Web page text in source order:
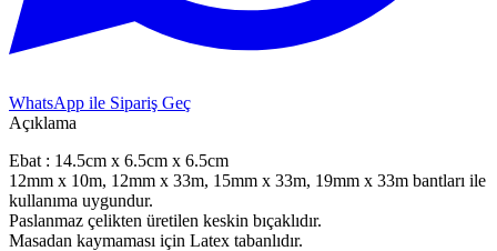
WhatsApp ile Sipariş Geç
Açıklama
Ebat : 14.5cm x 6.5cm x 6.5cm
12mm x 10m, 12mm x 33m, 15mm x 33m, 19mm x 33m bantları ile
kullanıma uygundur.
Paslanmaz çelikten üretilen keskin bıçaklıdır.
Masadan kaymaması için Latex tabanlıdır.